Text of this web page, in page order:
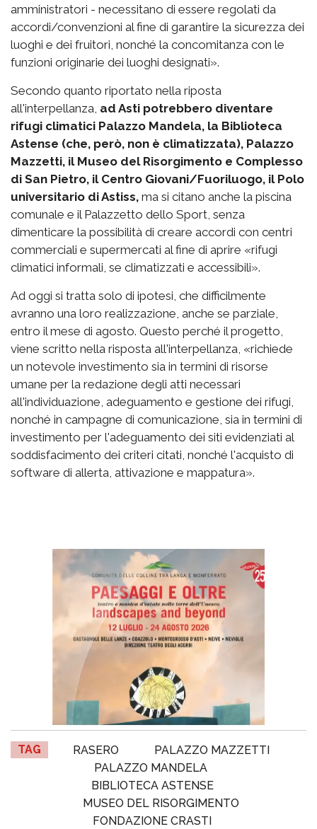
amministratori - necessitano di essere regolati da
accordi/convenzioni al fine di garantire la sicurezza dei
luoghi e dei fruitori, nonché la concomitanza con le
funzioni originarie dei luoghi designati».
Secondo quanto riportato nella riposta
all'interpellanza, ad Asti potrebbero diventare
rifugi climatici Palazzo Mandela, la Biblioteca
Astense (che, però, non è climatizzata), Palazzo
Mazzetti, il Museo del Risorgimento e Complesso
di San Pietro, il Centro Giovani/Fuoriluogo, il Polo
universitario di Astiss, ma si citano anche la piscina
comunale e il Palazzetto dello Sport, senza
dimenticare la possibilità di creare accordi con centri
commerciali e supermercati al fine di aprire «rifugi
climatici informali, se climatizzati e accessibili».
Ad oggi si tratta solo di ipotesi, che difficilmente
avranno una loro realizzazione, anche se parziale,
entro il mese di agosto. Questo perché il progetto,
viene scritto nella risposta all'interpellanza, «richiede
un notevole investimento sia in termini di risorse
umane per la redazione degli atti necessari
all'individuazione, adeguamento e gestione dei rifugi,
nonché in campagne di comunicazione, sia in termini di
investimento per l'adeguamento dei siti evidenziati al
soddisfacimento dei criteri citati, nonché l'acquisto di
software di allerta, attivazione e mappatura».
TAG RASERO
PALAZZO MAZZETTI
PALAZZO MANDELA
BIBLIOTECA ASTENSE
MUSEO DEL RISORGIMENTO
FONDAZIONE CRASTI